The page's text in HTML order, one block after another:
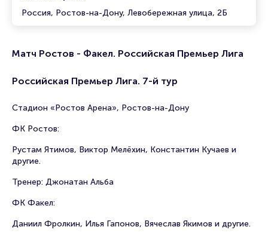
Россия, Ростов-на-Дону, Левобережная улица, 2Б
Матч Ростов - Факел. Российская Премьер Лига
Российская Премьер Лига. 7-й тур
Стадион «Ростов Арена», Ростов-на-Дону
ФК Ростов:
Рустам Ятимов, Виктор Мелёхин, Константин Кучаев и
другие.
Тренер: Джонатан Альба
ФК Факел:
Даниил Фролкин, Илья Гапонов, Вячеслав Якимов и другие.